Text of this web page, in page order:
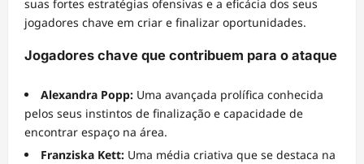
suas fortes estratégias ofensivas e a eficácia dos seus
jogadores chave em criar e finalizar oportunidades.
Jogadores chave que contribuem para o ataque
Alexandra Popp: Uma avançada prolífica conhecida
pelos seus instintos de finalização e capacidade de
encontrar espaço na área.
Franziska Kett: Uma média criativa que se destaca na